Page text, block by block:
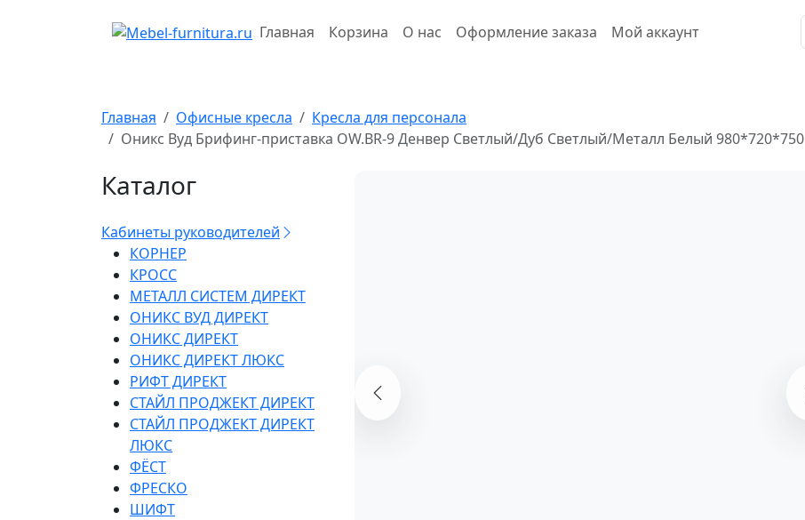
Главная Корзина О нас Оформление заказа Мой аккаунт
Главная Офисные кресла
Кресла для персонала
Оникс Вуд Брифинг-приставка OW.BR-9 Денвер Светлый/Дуб Светлый/Металл Белый 980*720*750
Каталог
Кабинеты руководителей
КОРНЕР
КРОСС
МЕТАЛЛ СИСТЕМ ДИРЕКТ
ОНИКС ВУД ДИРЕКТ
ОНИКС ДИРЕКТ
ОНИКС ДИРЕКТ ЛЮКС
РИФТ ДИРЕКТ
СТАЙЛ ПРОДЖЕКТ ДИРЕКТ
СТАЙЛ ПРОДЖЕКТ ДИРЕКТ
ЛЮКС
ФЁСТ
ФРЕСКО
ШИФТ